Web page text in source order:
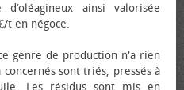
ainsi valorisée
t en négoce.
genre de production n'a rien
sont triés, pressés à
Les résidus sont mis en